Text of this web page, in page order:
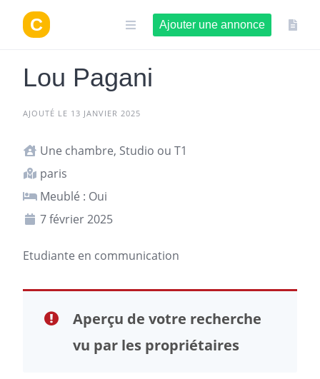
contenu
Ajouter une annonce
Lou Pagani
AJOUTÉ LE 13 JANVIER 2025
Une chambre, Studio ou T1
paris
Meublé : Oui
7 février 2025
Etudiante en communication
Aperçu de votre recherche
vu par les propriétaires